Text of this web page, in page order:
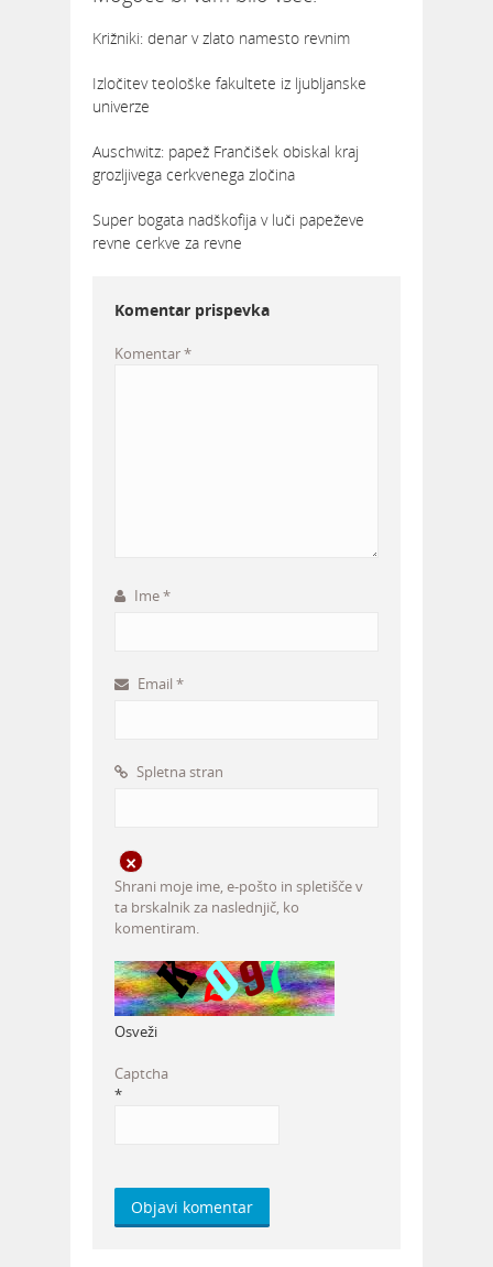
Križniki: denar v zlato namesto revnim
Izločitev teološke fakultete iz ljubljanske
univerze
Auschwitz: papež Frančišek obiskal kraj
grozljivega cerkvenega zločina
Super bogata nadškofija v luči papeževe
revne cerkve za revne
Komentar prispevka
Komentar*
Ime*
Email *
Spletna stran
Shrani moje ime, e-pošto in spletišče v
ta brskalnik za naslednjič, ko
komentiram.
Osveži
Captcha
*